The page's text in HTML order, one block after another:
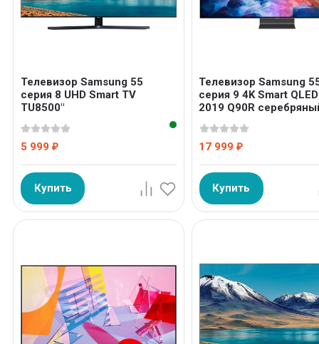
Телевизор Samsung 55
серия 8 UHD Smart TV
TU8500"
5 999₽
Купить
Телевизор Samsung
серия 9 4K Smart
2019 Q90R
17 999₽
Купить